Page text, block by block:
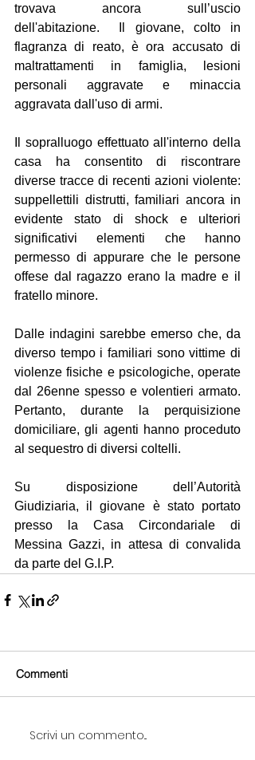
trovava ancora sull’uscio
dell'abitazione.  Il giovane, colto in
flagranza di reato, è ora accusato di
maltrattamenti in famiglia, lesioni
personali aggravate e minaccia
aggravata dall'uso di armi.
Il sopralluogo effettuato all'interno della
casa ha consentito di riscontrare
diverse tracce di recenti azioni violente:
suppellettili distrutti, familiari ancora in
evidente stato di shock e ulteriori
significativi elementi che hanno
permesso di appurare che le persone
offese dal ragazzo erano la madre e il
fratello minore.
Dalle indagini sarebbe emerso che, da
diverso tempo i familiari sono vittime di
violenze fisiche e psicologiche, operate
dal 26enne spesso e volentieri armato.
Pertanto, durante la perquisizione
domiciliare, gli agenti hanno proceduto
al sequestro di diversi coltelli.
Su disposizione dell’Autorità
Giudiziaria, il giovane è stato portato
presso la Casa Circondariale di
Messina Gazzi, in attesa di convalida
da parte del G.I.P.
Commenti
Scrivi un commento...